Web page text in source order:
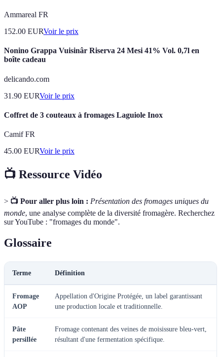
Ammareal FR
152.00 EURVoir le prix
Nonino Grappa Vuisinâr Riserva 24 Mesi 41% Vol. 0,7l en
boîte cadeau
delicando.com
31.90 EURVoir le prix
Coffret de 3 couteaux à fromages Laguiole Inox
Camif FR
45.00 EURVoir le prix
📺 Ressource Vidéo
> 📺 Pour aller plus loin : Présentation des fromages uniques du
monde, une analyse complète de la diversité fromagère. Recherchez
sur YouTube : "fromages du monde".
Glossaire
Terme Définition
Fromage
AOP
Appellation d'Origine Protégée, un label garantissant
une production locale et traditionnelle.
Pâte
persillée
Fromage contenant des veines de moisissure bleu-vert,
résultant d'une fermentation spécifique.